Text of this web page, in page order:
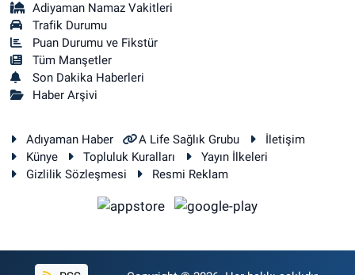
Adiyaman Namaz Vakitleri
Trafik Durumu
Puan Durumu ve Fikstür
Tüm Manşetler
Son Dakika Haberleri
Haber Arşivi
Adıyaman Haber A Life Sağlık Grubu
İletişim
Künye
Topluluk Kuralları
Yayın İlkeleri
Gizlilik Sözleşmesi
Resmi Reklam